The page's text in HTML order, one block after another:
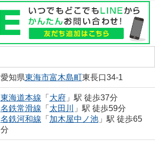
愛知県東海市富木島町東長口34-1
東海道本線 「 大府」駅 徒歩37分
名鉄常滑線 「 太田川
」駅 徒歩59分
名鉄河和線 「 加木屋中ノ池」駅 徒歩65
分